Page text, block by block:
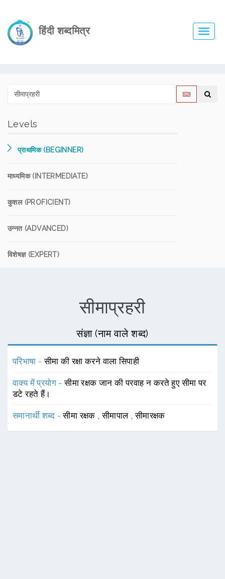
हिंदी शब्दमित्र
Levels
प्राथमिक (BEGINNER)
माध्यमिक (INTERMEDIATE)
कुशल (PROFICIENT)
उन्नत (ADVANCED)
विशेषज्ञ (EXPERT)
सीमाप्रहरी
संज्ञा (नाम वाले शब्द)
परिभाषा -सीमा की रक्षा करने वाला सिपाही
वाक्य में प्रयोग -सीमा रक्षक जान की परवाह न करते हुए सीमा पर
डटे रहते हैं।
समानार्थी शब्द -सीमा रक्षक ,सीमापाल ,सीमारक्षक